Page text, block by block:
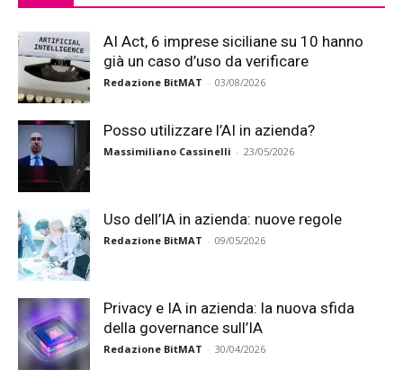
AI Act, 6 imprese siciliane su 10 hanno
già un caso d’uso da verificare
Redazione BitMAT - 03/08/2026
Posso utilizzare l’AI in azienda?
Massimiliano Cassinelli - 23/05/2026
Uso dell’IA in azienda: nuove regole
Redazione BitMAT - 09/05/2026
Privacy e IA in azienda: la nuova sfida
della governance sull’IA
Redazione BitMAT - 30/04/2026